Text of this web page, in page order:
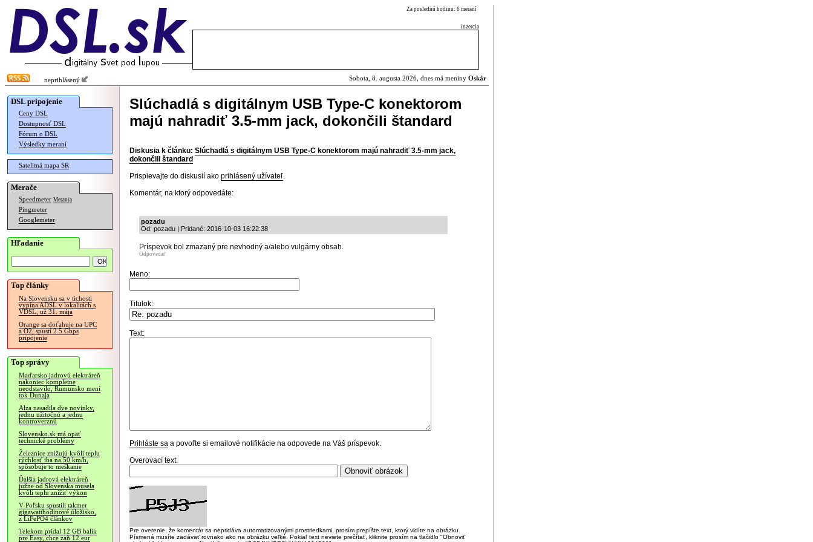
Za poslednú hodinu: 6 meraní
inzercia
neprihlásený Sobota, 8. augusta 2026, dnes má meniny Oskár
DSL pripojenie
Ceny DSL
Dostupnosť DSL
Fórum o DSL
Výsledky meraní
Satelitná mapa SR
Merače
Speedmeter Merania
Pingmeter
Googlemeter
Hľadanie
Top články
Na Slovensku sa v tichosti
vypína ADSL v lokalitách s
VDSL, už 31. mája
Orange sa doťahuje na UPC
a O2, spustí 2.5 Gbps
pripojenie
Top správy
Maďarsko jadrovú elektráreň
nakoniec kompletne
neodstavilo, Rumunsko mení
tok Dunaja
Alza nasadila dve novinky,
jednu užitočnú a jednu
kontroverznú
Slovensko.sk má opäť
technické problémy
Železnice znižujú kvôli teplu
rýchlosť iba na 50 km/h,
spôsobuje to meškanie
Ďalšia jadrová elektráreň
južne od Slovenska musela
kvôli teplu znížiť výkon
V Poľsku spustili takmer
gigawatthodinové úložisko,
z LiFePO4 článkov
Telekom pridal 12 GB balík
pre Easy, chce zaň 12 eur
Slúchadlá s digitálnym USB Type-C konektorom
majú nahradiť 3.5-mm jack, dokončili štandard
Diskusia k článku: Slúchadlá s digitálnym USB Type-C konektorom majú nahradiť 3.5-mm jack,
dokončili štandard
Prispievajte do diskusií ako prihlásený užívateľ.
Komentár, na ktorý odpovedáte:
pozadu
Od: pozadu | Pridané: 2016-10-03 16:22:38
Príspevok bol zmazaný pre nevhodný a/alebo vulgárny obsah.
Odpovedať
Meno:
Titulok:
Text:
Prihláste sa a povoľte si emailové notifikácie na odpovede na Váš príspevok.
Overovací text:
Pre overenie, že komentár sa nepridáva automatizovanými prostriedkami, prosím prepíšte text, ktorý vidíte na obrázku.
Písmená musíte zadávať rovnako ako na obrázku veľké. Pokiaľ text neviete prečítať, kliknite prosím na tlačidlo "Obnoviť